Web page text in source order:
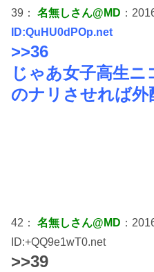
39： 名無しさん@MD ：
ID:QuHU0dPOp.net
>>36
じゃあ女子高生
のナリさせれば外
42： 名無しさん@MD ：
ID:+QQ9e1wT0.net
>>39